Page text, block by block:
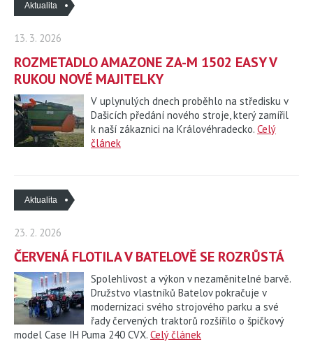
Aktualita
13. 3. 2026
ROZMETADLO AMAZONE ZA-M 1502 EASY V
RUKOU NOVÉ MAJITELKY
V uplynulých dnech proběhlo na středisku v
Dašicích předání nového stroje, který zamířil
k naší zákaznici na Královéhradecko. Celý
článek
Aktualita
23. 2. 2026
ČERVENÁ FLOTILA V BATELOVĚ SE ROZRŮSTÁ
Spolehlivost a výkon v nezaměnitelné barvě.
Družstvo vlastníků Batelov pokračuje v
modernizaci svého strojového parku a své
řady červených traktorů rozšířilo o špičkový
model Case IH Puma 240 CVX. Celý článek